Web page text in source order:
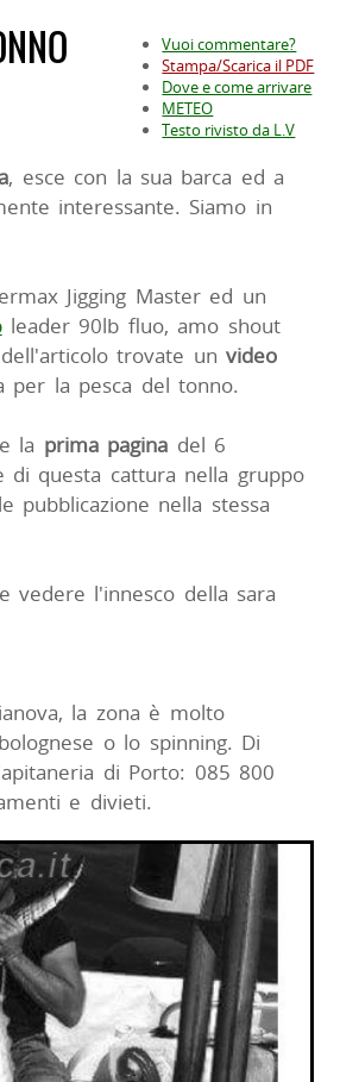
Vuoi commentare?
Stampa/Scarica il PDF
Dove e come arrivare
METEO
Testo rivisto da L.V
, esce con la sua barca ed a
interessante. Siamo in
Jigging Master ed un
leader 90lb fluo, amo shout
trovate un video
per la pesca del tonno.
la prima pagina del 6
di questa cattura nella gruppo
pubblicazione nella stessa
vedere l'innesco della sara
la zona è molto
o lo spinning. Di
di Porto: 085 800
e divieti.